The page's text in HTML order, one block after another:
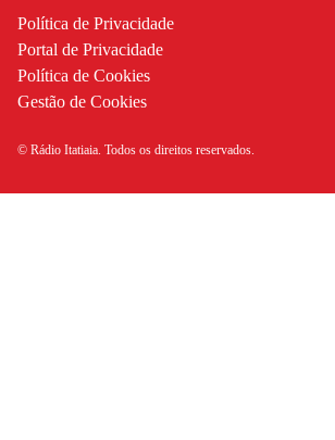
Política de Privacidade
Portal de Privacidade
Política de Cookies
Gestão de Cookies
© Rádio Itatiaia. Todos os direitos reservados.